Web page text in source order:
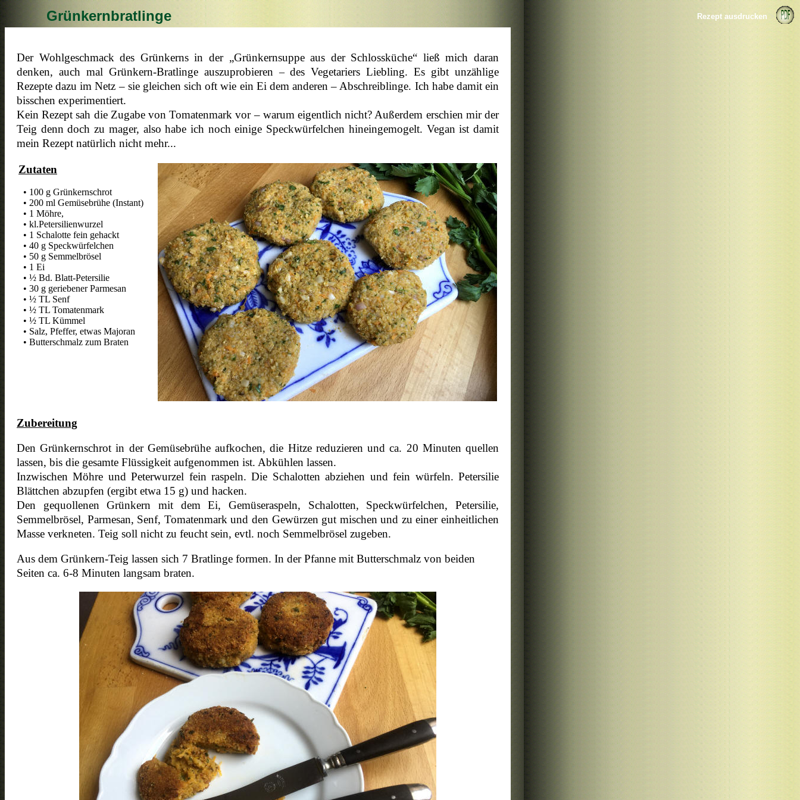
Grünkernbratlinge Rezept ausdrucken
Der Wohlgeschmack des Grünkerns in der „Grünkernsuppe aus der Schlossküche“ ließ mich daran
denken, auch mal Grünkern-Bratlinge auszuprobieren–des Vegetariers Liebling. Es gibt unzählige
Rezepte dazu im Netz – sie gleichen sich oft wie ein Ei dem anderen – Abschreiblinge. Ich habe damit ein
bisschen experimentiert.
Kein Rezept sah die Zugabe von Tomatenmark vor – warum eigentlich nicht? Außerdem erschien mir der
Teig denn doch zu mager, also habe ich noch einige Speckwürfelchen hineingemogelt. Vegan ist damit
mein Rezept natürlich nicht mehr...
Zutaten
• 100 g Grünkernschrot
• 200 ml Gemüsebrühe (Instant)
• 1 Möhre,
• kl.Petersilienwurzel
• 1 Schalotte fein gehackt
• 40 g Speckwürfelchen
• 50 g Semmelbrösel
• 1 Ei
• ½ Bd. Blatt-Petersilie
• 30 g geriebener Parmesan
• ½ TL Senf
• ½ TL Tomatenmark
• ½ TL Kümmel
• Salz, Pfeffer, etwas Majoran
• Butterschmalz zum Braten
Zubereitung
Den Grünkernschrot in der Gemüsebrühe aufkochen, die Hitze reduzieren und ca. 20 Minuten quellen
lassen, bis die gesamte Flüssigkeit aufgenommen ist. Abkühlen lassen.
Inzwischen Möhre und Peterwurzel fein raspeln. Die Schalotten abziehen und fein würfeln. Petersilie
Blättchen abzupfen (ergibt etwa 15 g) und hacken.
Den gequollenen Grünkern mit dem Ei, Gemüseraspeln, Schalotten, Speckwürfelchen, Petersilie,
Semmelbrösel, Parmesan, Senf, Tomatenmark und den Gewürzen gut mischen und zu einer einheitlichen
Masse verkneten. Teig soll nicht zu feucht sein, evtl. noch Semmelbrösel zugeben.
Aus dem Grünkern-Teig lassen sich 7 Bratlinge formen. In der Pfanne mit Butterschmalz von beiden
Seiten ca. 6-8 Minuten langsam braten.